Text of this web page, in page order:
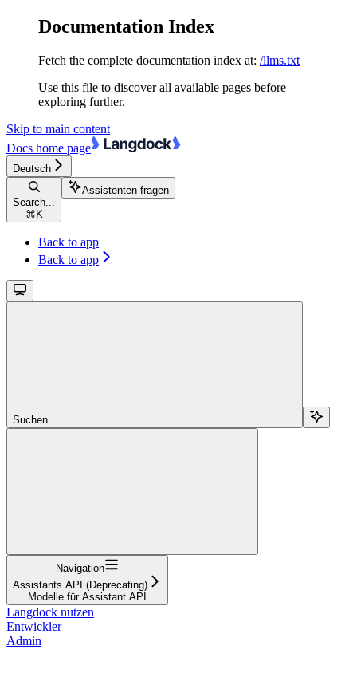
Documentation Index
Fetch the complete documentation index at: /llms.txt
Use this file to discover all available pages before
exploring further.
Skip to main content
Docs home page
Deutsch
Search...
⌘ K
Assistenten fragen
Back to app
Back to app
Suchen...
Navigation
Assistants API (Deprecating)
Modelle für Assistant API
Langdock nutzen
Entwickler
Admin